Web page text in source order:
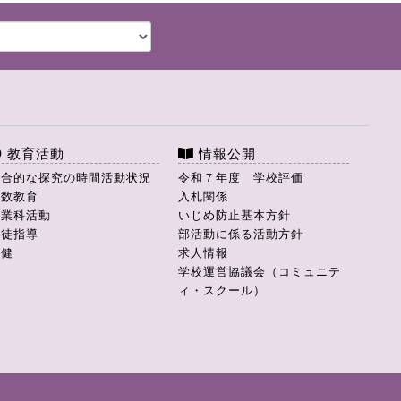
教育活動
的な探究の時間活動状況
教育
科活動
指導
情報公開
令和７年度 学校評価
入札関係
いじめ防止基本方針
部活動に係る活動方針
求人情報
学校運営協議会（コミュニテ
ィ・スクール）